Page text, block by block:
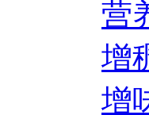
营
增
增